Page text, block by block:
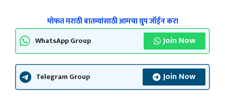
मोफत मराठी बातम्यांसाठी आमचा ग्रुप जॉईन करा
WhatsApp Group Join Now
Telegram Group Join Now